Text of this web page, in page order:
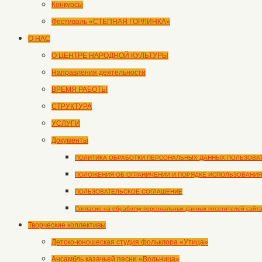
Конкурсы
Фестиваль «СТЕПНАЯ ГОРЛИНКА»
О НАС
О ЦЕНТРЕ НАРОДНОЙ КУЛЬТУРЫ
Направления деятельности
ВРЕМЯ РАБОТЫ
СТРУКТУРА
УСЛУГИ
Документы
ПОЛИТИКА ОБРАБОТКИ ПЕРСОНАЛЬНЫХ ДАННЫХ
ПОЛОЖЕНИЯ ОБ ОГРАНИЧЕНИИ И ПОРЯДКЕ
ПОЛЬЗОВАТЕЛЬСКОЕ СОГЛАШЕНИЕ
Согласие на обработку персональных данных посетителей сайта
Творческие коллективы
Детско-юношеская студия фольклора «Утица»
Ансамбль казачьей песни «Вольница»